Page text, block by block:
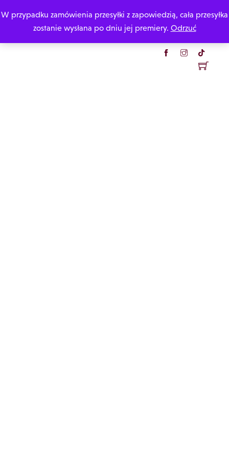
to
W przypadku zamówienia przesyłki z zapowiedzią, cała przesyłka
zostanie wysłana po dniu jej premiery. Odrzuć
Katarzyna Rzepecka
Menu